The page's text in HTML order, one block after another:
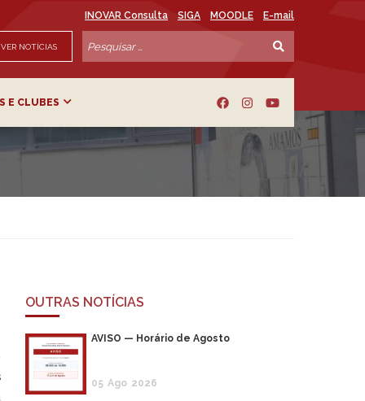
INOVAR Consulta SIGA MOODLE E-mail
VER NOTÍCIAS
E CLUBES
OUTRAS NOTÍCIAS
AVISO — Horário de Agosto
05 Ago 2026